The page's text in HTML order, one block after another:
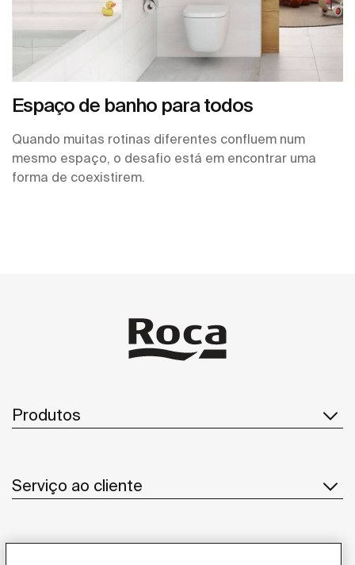
Espaço de banho para todos
Quando muitas rotinas diferentes confluem num
mesmo espaço, o desafio está em encontrar uma
forma de coexistirem.
Produtos
Serviço ao cliente